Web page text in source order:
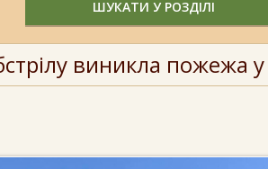
ШУКАТИ У РОЗДІЛІ
виникла пожежа